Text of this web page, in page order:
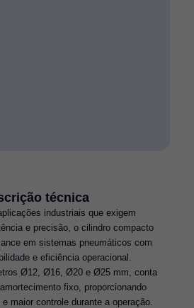
técnica
industriais que exigem
e precisão, o cilindro compacto
em sistemas pneumáticos com
e eficiência operacional.
Ø12, Ø16, Ø20 e Ø25 mm, conta
fixo, proporcionando
maior controle durante a operação.